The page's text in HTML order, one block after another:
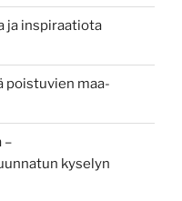
ja inspiraatiota
poistuvien maa-
–
kyselyn